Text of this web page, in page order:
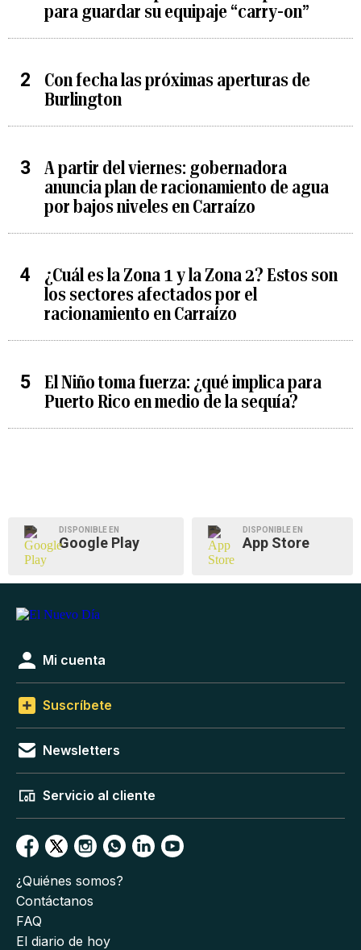
para guardar su equipaje “carry-on”
Con fecha las próximas aperturas de
Burlington
A partir del viernes: gobernadora
anuncia plan de racionamiento de agua
por bajos niveles en Carraízo
¿Cuál es la Zona 1 y la Zona 2? Estos son
los sectores afectados por el
racionamiento en Carraízo
El Niño toma fuerza: ¿qué implica para
Puerto Rico en medio de la sequía?
DISPONIBLE EN
Google Play
DISPONIBLE EN
App Store
Mi cuenta
Suscríbete
Newsletters
Servicio al cliente
¿Quiénes somos?
Contáctanos
FAQ
El diario de hoy